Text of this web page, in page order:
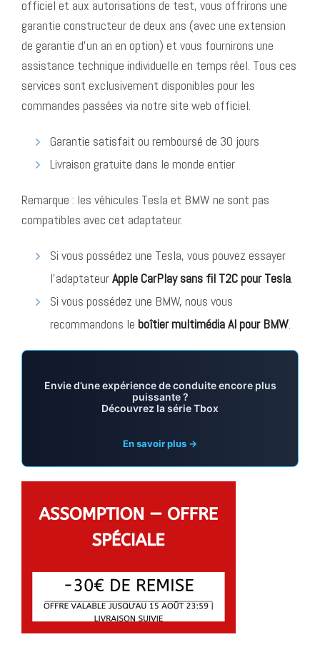
officiel et aux autorisations de test, vous offrirons une
garantie constructeur de deux ans (avec une extension
de garantie d’un an en option) et vous fournirons une
assistance technique individuelle en temps réel. Tous ces
services sont exclusivement disponibles pour les
commandes passées via notre site web officiel.
Garantie satisfait ou remboursé de 30 jours
Livraison gratuite dans le monde entier
Remarque : les véhicules Tesla et BMW ne sont pas
compatibles avec cet adaptateur.
Si vous possédez une Tesla, vous pouvez essayer
l’adaptateurApple CarPlay sans fil T2C pour Tesla.
Si vous possédez une BMW, nous vous
recommandons le boîtier multimédia AI pour BMW.
Envie d’une expérience de conduite encore plus
puissante ?
Découvrez la série Tbox
En savoir plus →